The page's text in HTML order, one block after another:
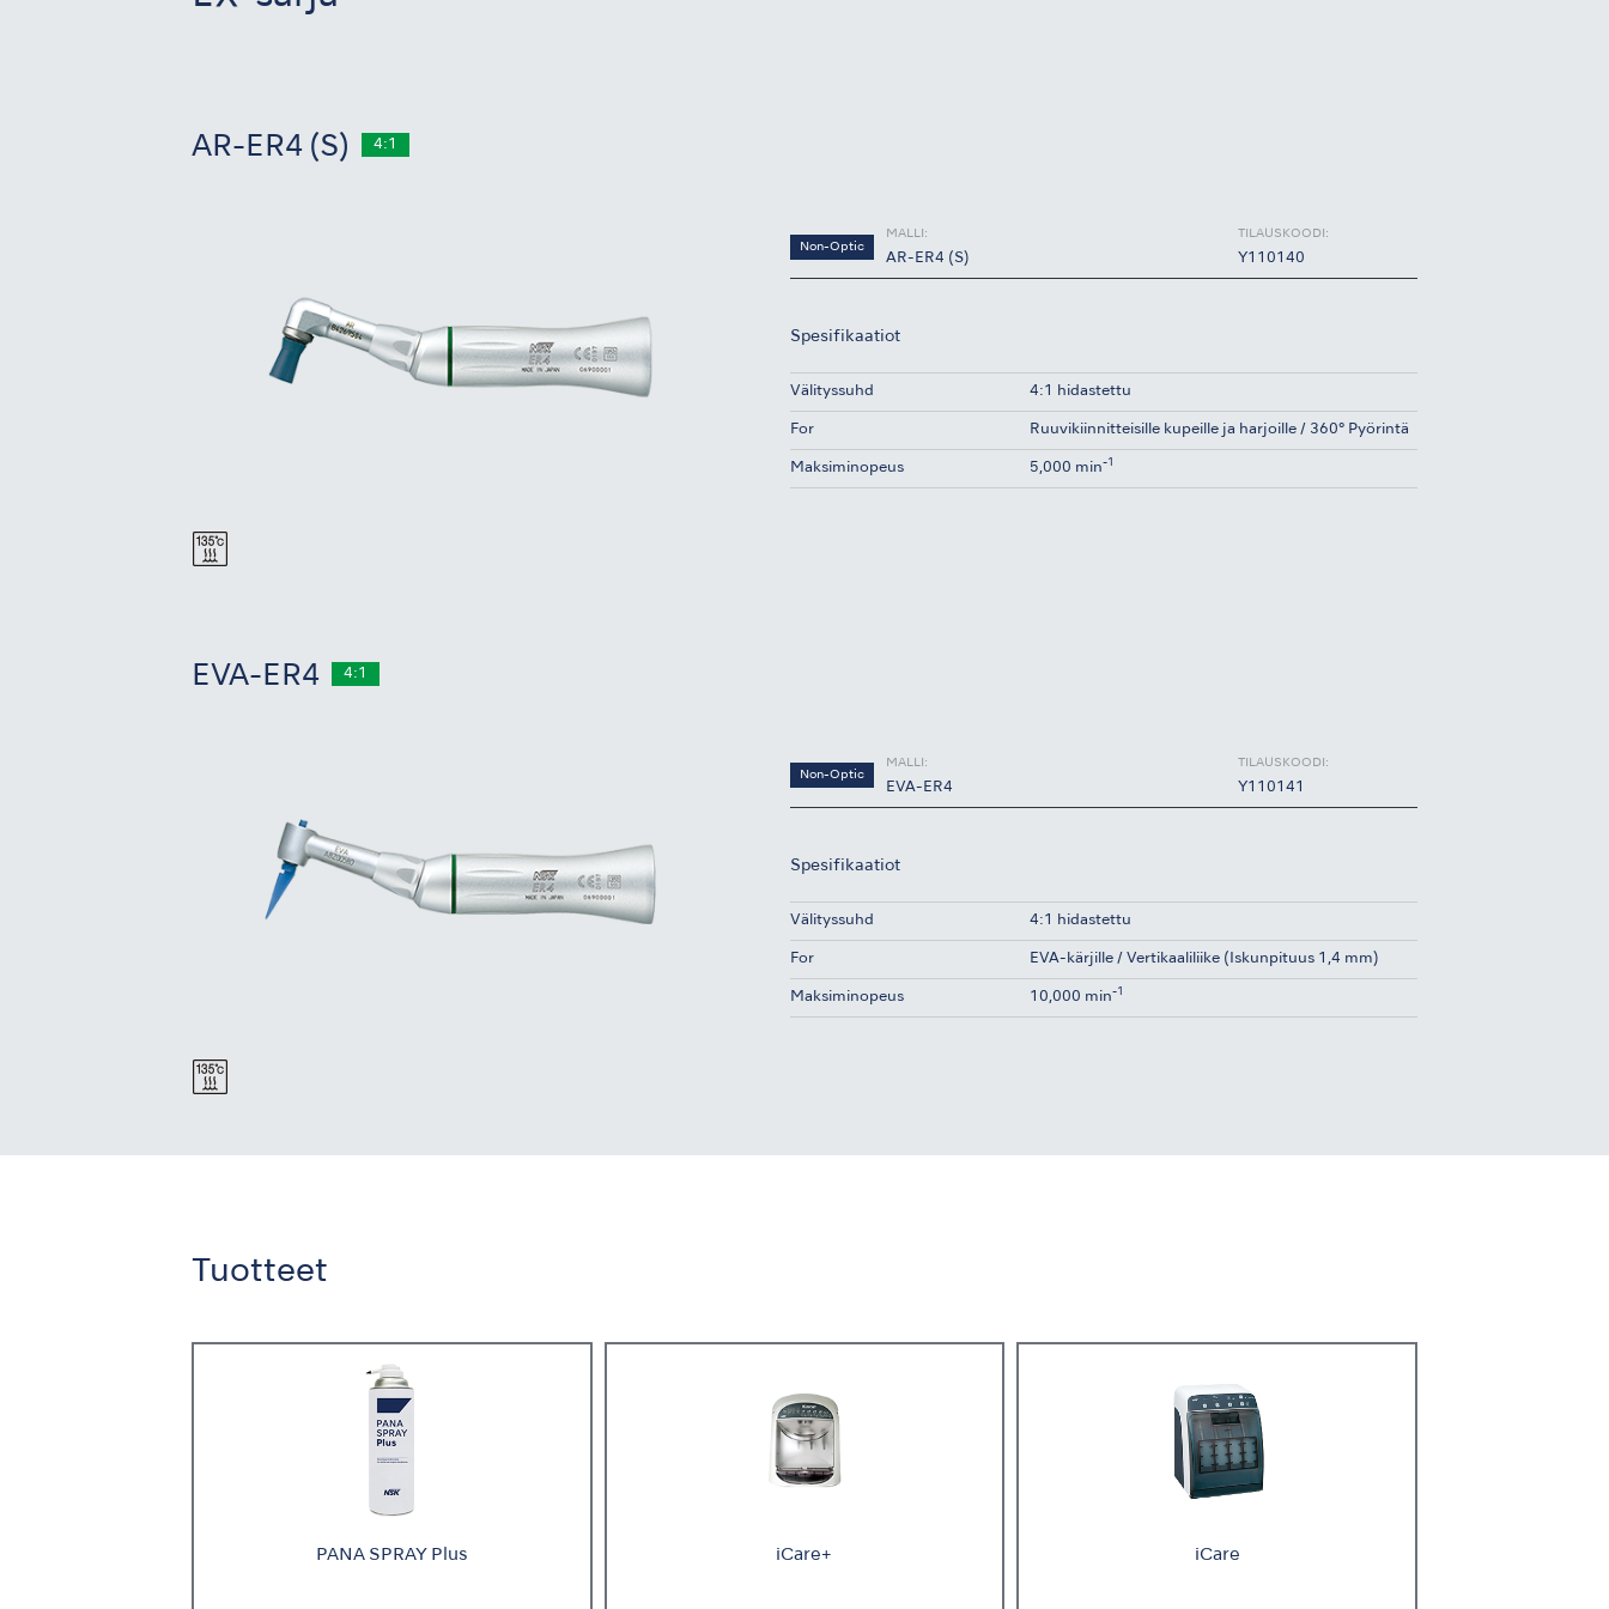
AR-ER4 (S) 4:1
Non-Optic
MALLI:
AR-ER4 (S)
TILAUSKOODI:
Y110140
Spesifikaatiot
Välityssuhd 4:1 hidastettu
For Ruuvikiinnitteisille kupeille ja harjoille / 360° Pyörintä
Maksiminopeus 5,000 min-1
EVA-ER4 4:1
Non-Optic
MALLI:
EVA-ER4
TILAUSKOODI:
Y110141
Spesifikaatiot
Välityssuhd 4:1 hidastettu
For EVA-kärjille / Vertikaaliliike (Iskunpituus 1,4 mm)
Maksiminopeus 10,000 min-1
Tuotteet
PANA SPRAY Plus iCare+ iCare